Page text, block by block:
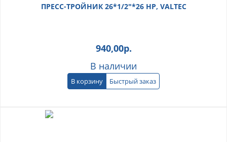
ПРЕСС-ТРОЙНИК 26*1/2"*26 НР, VALTEC
940,00р.
В наличии
В корзину Быстрый заказ